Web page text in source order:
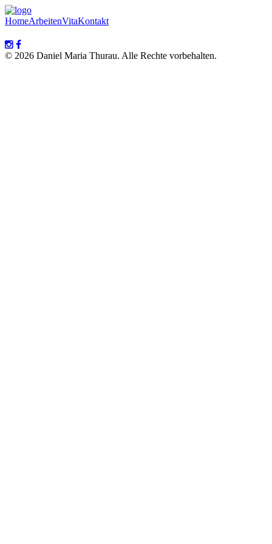
HomeArbeitenVitaKontakt
© 2026 Daniel Maria Thurau. Alle Rechte vorbehalten.